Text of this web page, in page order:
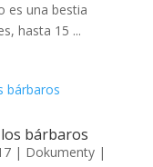
es una bestia
hasta 15 ...
bárbaros
| Dokumenty|